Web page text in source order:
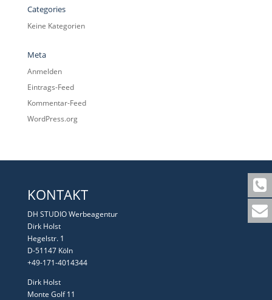
Categories
Keine Kategorien
Meta
Anmelden
Eintrags-Feed
Kommentar-Feed
WordPress.org
KONTAKT
DH STUDIO Werbeagentur
Dirk Holst
Hegelstr. 1
D-51147 Köln
+49-171-4014344
Dirk Holst
Monte Golf 11